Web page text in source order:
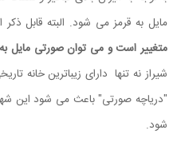
مایل به قرمز می شود. البته قابل
متغییر است و می توان صورتی مایل
شیراز نه تنها دارای زیباترین خانه
"دریاچه صورتی" باعث می شود این
شود.